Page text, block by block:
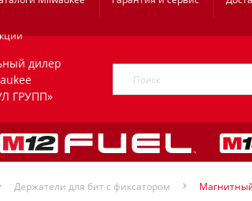
дилер
ГРУПП»
Держатели для бит с фиксатором